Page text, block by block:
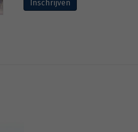
Inschrijven